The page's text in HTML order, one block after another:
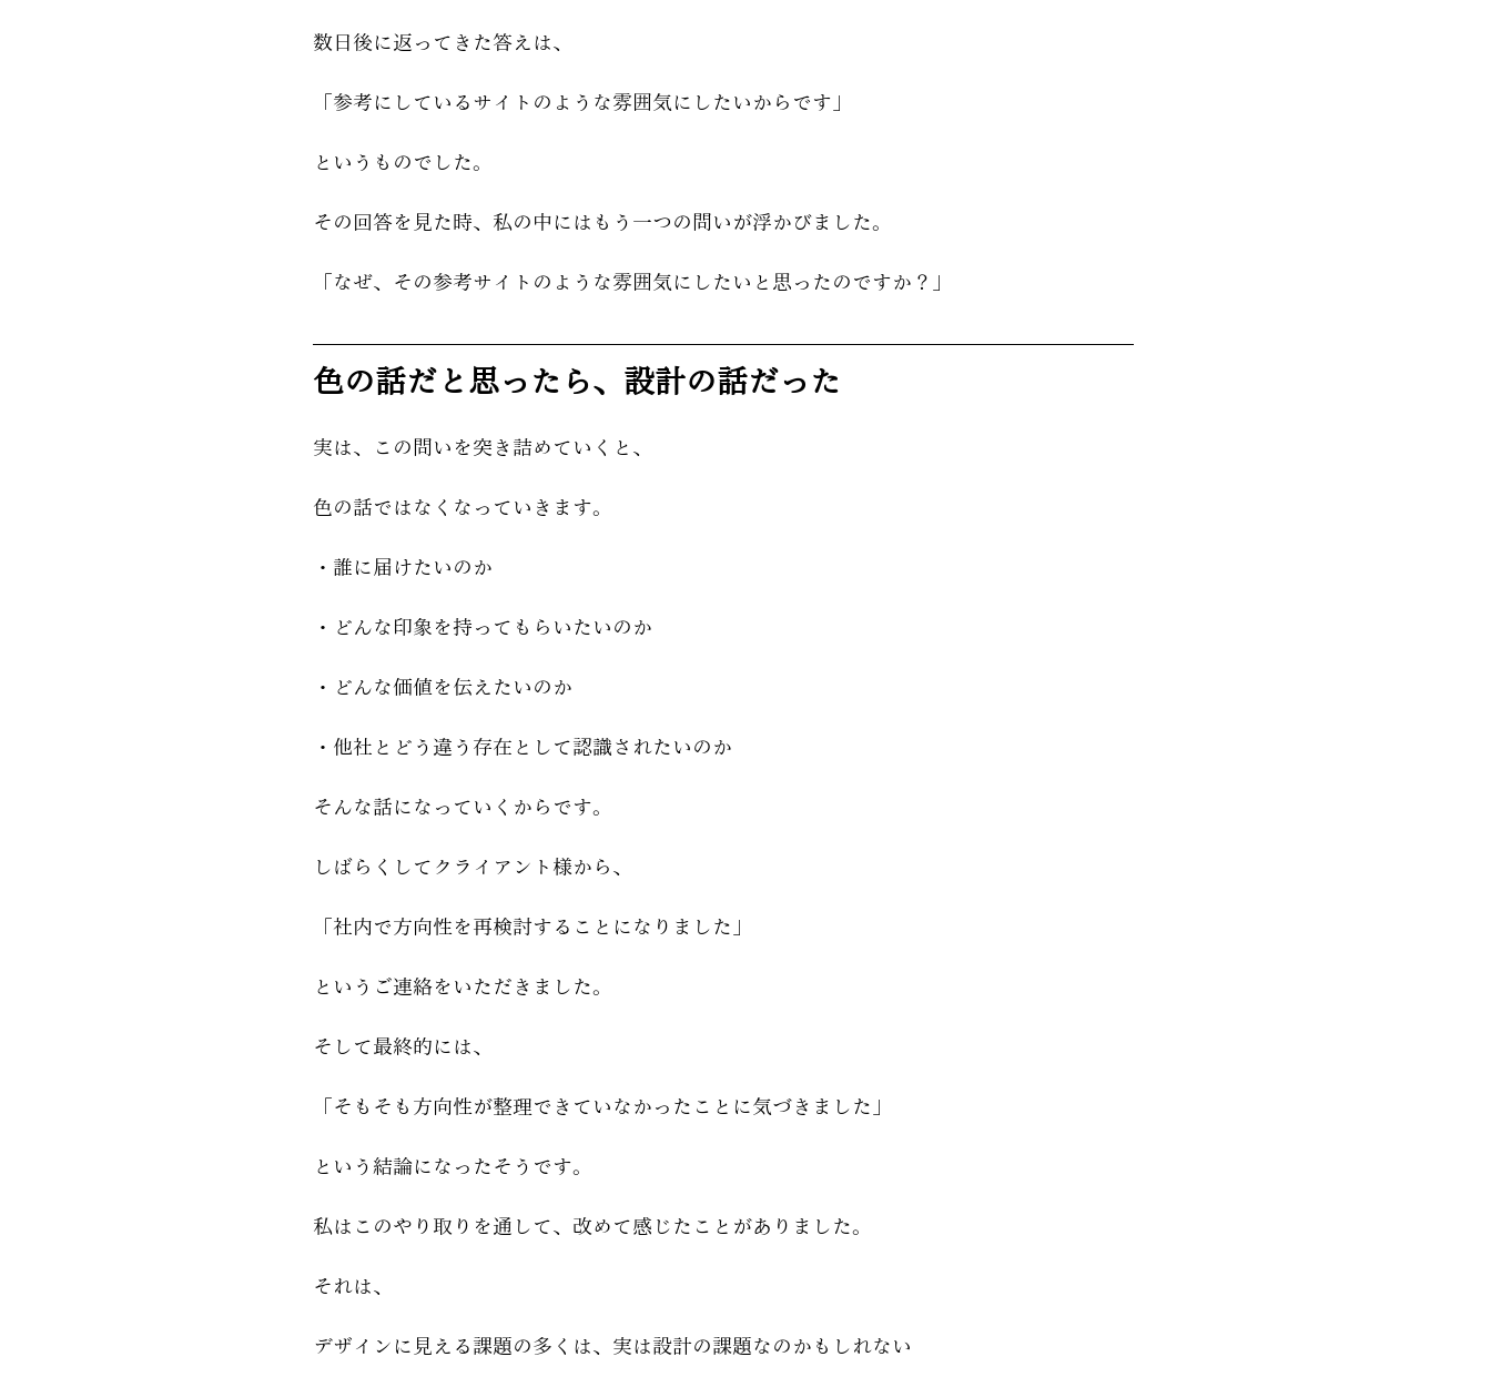
数日後に返ってきた答えは、
「参考にしているサイトのような雰囲気にしたいからです」
というものでした。
その回答を見た時、私の中にはもう一つの問いが浮かびました。
「なぜ、その参考サイトのような雰囲気にしたいと思ったのですか？」
色の話だと思ったら、設計の話だった
実は、この問いを突き詰めていくと、
色の話ではなくなっていきます。
・誰に届けたいのか
・どんな印象を持ってもらいたいのか
・どんな価値を伝えたいのか
・他社とどう違う存在として認識されたいのか
そんな話になっていくからです。
しばらくしてクライアント様から、
「社内で方向性を再検討することになりました」
というご連絡をいただきました。
そして最終的には、
「そもそも方向性が整理できていなかったことに気づきました」
という結論になったそうです。
私はこのやり取りを通して、改めて感じたことがありました。
それは、
デザインに見える課題の多くは、実は設計の課題なのかもしれない